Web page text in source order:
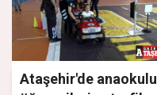
Ataşehir'de anaokulu